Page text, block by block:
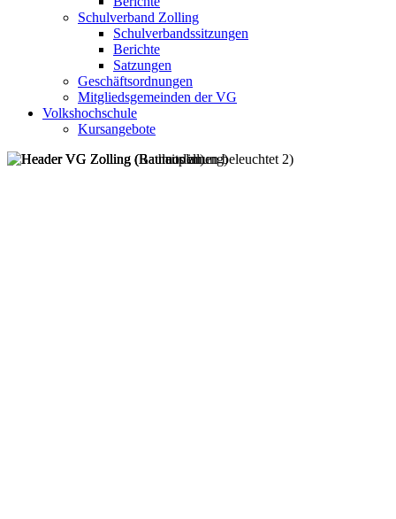
Schulverband Zolling
Schulverbandssitzungen
Berichte
Satzungen
Geschäftsordnungen
Mitgliedsgemeinden der VG
Volkshochschule
Kursangebote